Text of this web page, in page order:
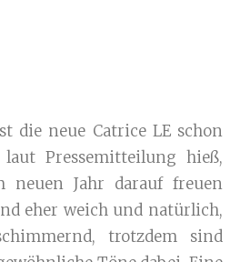
die neue Catrice LE schon
Pressemitteilung hieß,
Jahr darauf freuen
eher weich und natürlich,
trotzdem sind